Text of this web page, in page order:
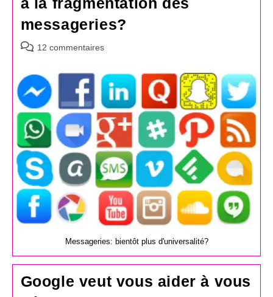
messageries?
Commentaires
publication :
12 commentaires
Messageries: bientôt plus d'universalité?
Google veut vous aider à vous